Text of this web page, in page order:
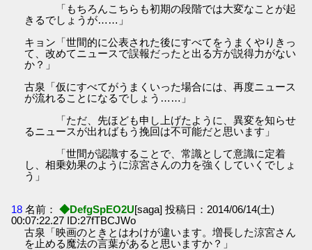
「もちろんこちらも初期の段階では大変なことが起
きるでしょうが……」
キョン「世間的に公表された後にすべてをうまくやりきっ
て、改めてニュースで誤報だったと出る方が説得力がない
か？」
古泉「仮にすべてがうまくいった場合には、再度ニュース
が流れることになるでしょう……」
「ただ、先ほども申し上げたように、異変を知らせ
るニュースが出ればもう挽回は不可能だと思います」
「世間が認識することで、常識として意識に定着
し、相乗効果のように涼宮さんの力を強くしていくでしょ
う」
18 名前： ◆DefgSpEO2U[saga] 投稿日：2014/06/14(土)
00:07:22.27 ID:27fTBCJWo
古泉「映画のときとはわけが違います。増長した涼宮さん
を止める魔法の言葉があると思いますか？」